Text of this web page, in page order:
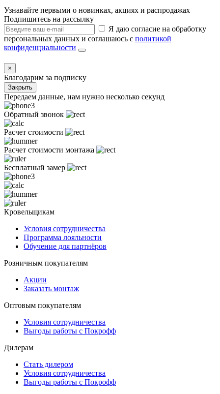
Узнавайте первыми о новинках, акциях и распродажах
Подпишитесь на рассылку
Я даю согласие на обработку
персональных данных и соглашаюсь с политикой
конфиденциальности
×
Благодарим за подписку
Закрыть
Передаем данные, нам нужно несколько секунд
Обратный звонок
Расчет стоимости
Расчет стоимости монтажа
Бесплатный замер
Кровельщикам
Условия сотрудничества
Программа лояльности
Обучение для партнёров
Розничным покупателям
Акции
Заказать монтаж
Оптовым покупателям
Условия сотрудничества
Выгоды работы с Покрофф
Дилерам
Стать дилером
Условия сотрудничества
Выгоды работы с Покрофф